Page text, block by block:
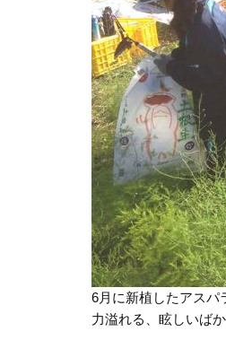
6月に新植したアスパ
力溢れる、眩しいば